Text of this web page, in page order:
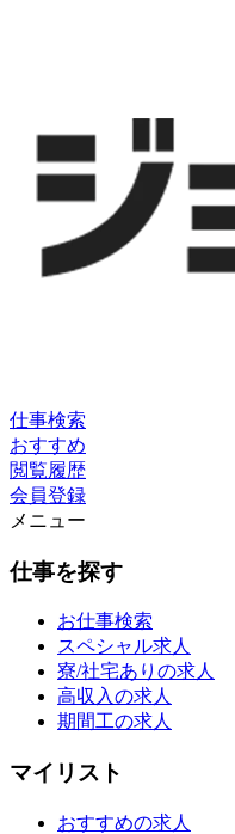
仕事検索
おすすめ
閲覧履歴
会員登録
メニュー
仕事を探す
お仕事検索
スペシャル求人
寮/社宅ありの求人
高収入の求人
期間工の求人
マイリスト
おすすめの求人